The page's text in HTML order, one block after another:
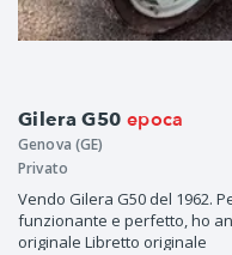
Gilera G50 epoca
Genova (GE)
Privato
Vendo Gilera G50 del 1962.
funzionante e perfetto, ho
originale Libretto originale